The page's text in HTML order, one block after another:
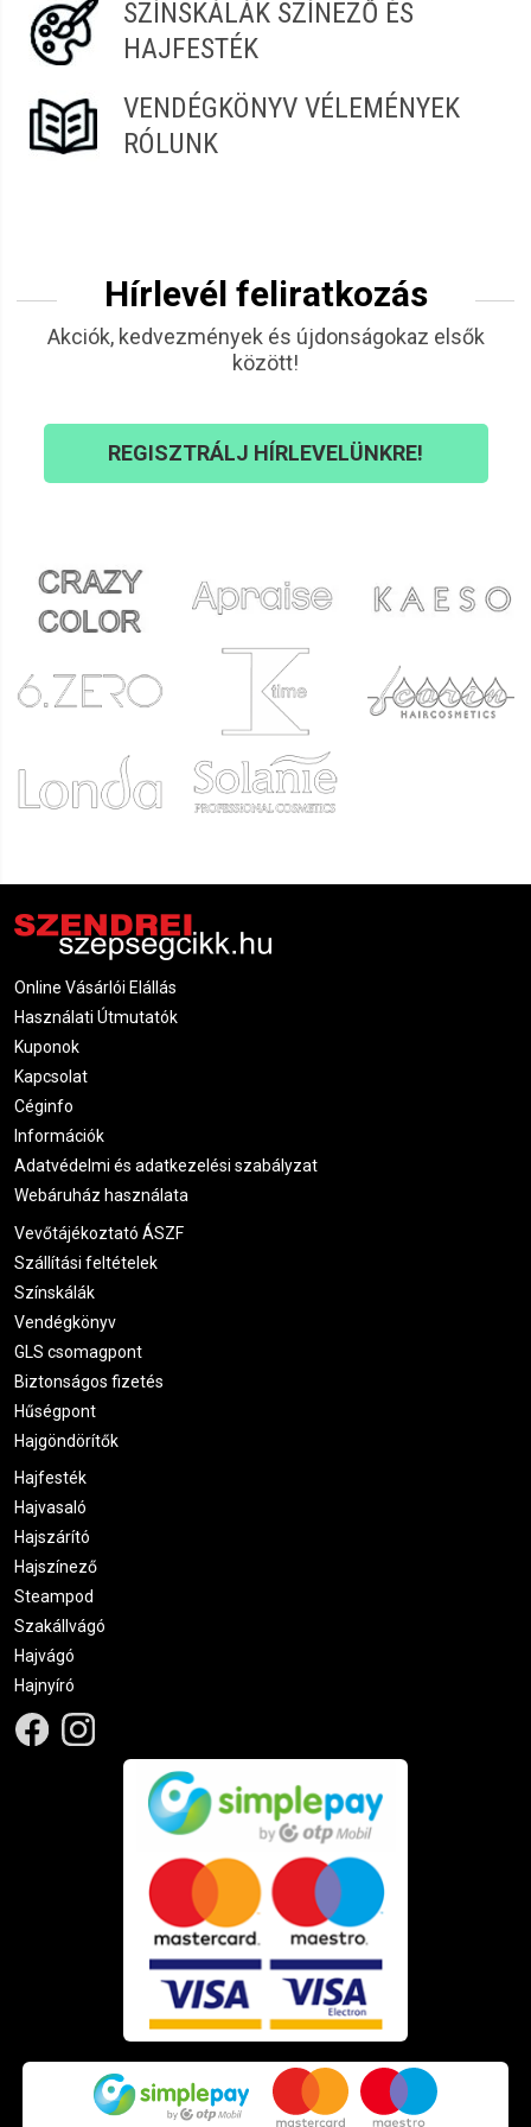
SZÍNSKÁLÁK SZÍNEZŐ ÉS
HAJFESTÉK
VENDÉGKÖNYV VÉLEMÉNYEK
RÓLUNK
Hírlevél feliratkozás
Akciók, kedvezmények és újdonságokaz elsők
között!
REGISZTRÁLJ HÍRLEVELÜNKRE!
Online Vásárlói Elállás
Használati Útmutatók
Kuponok
Kapcsolat
Céginfo
Információk
Adatvédelmi és adatkezelési szabályzat
Webáruház használata
Vevőtájékoztató ÁSZF
Szállítási feltételek
Színskálák
Vendégkönyv
GLS csomagpont
Biztonságos fizetés
Hűségpont
Hajgöndörítők
Hajfesték
Hajvasaló
Hajszárító
Hajszínező
Steampod
Szakállvágó
Hajvágó
Hajnyíró